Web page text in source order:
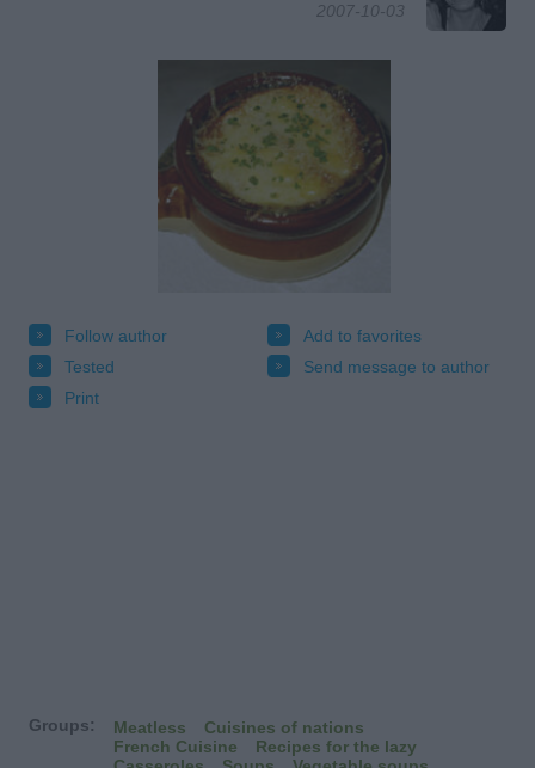
2007-10-03
Follow author
Add to favorites
Tested
Send message to author
Print
Groups: Meatless
Cuisines of nations
French Cuisine
Recipes for the lazy